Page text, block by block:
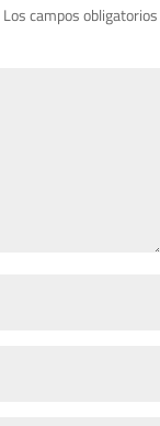
Los campos obligatorios